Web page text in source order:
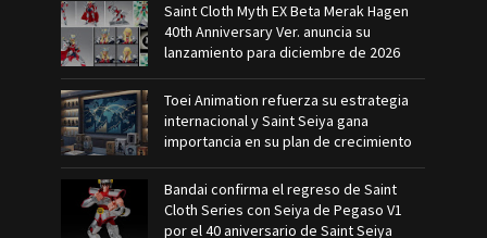
Saint Cloth Myth EX Beta Merak Hagen
40th Anniversary Ver. anuncia su
lanzamiento para diciembre de 2026
Toei Animation refuerza su estrategia
internacional y Saint Seiya gana
importancia en su plan de crecimiento
Bandai confirma el regreso de Saint
Cloth Series con Seiya de Pegaso V1
por el 40 aniversario de Saint Seiya